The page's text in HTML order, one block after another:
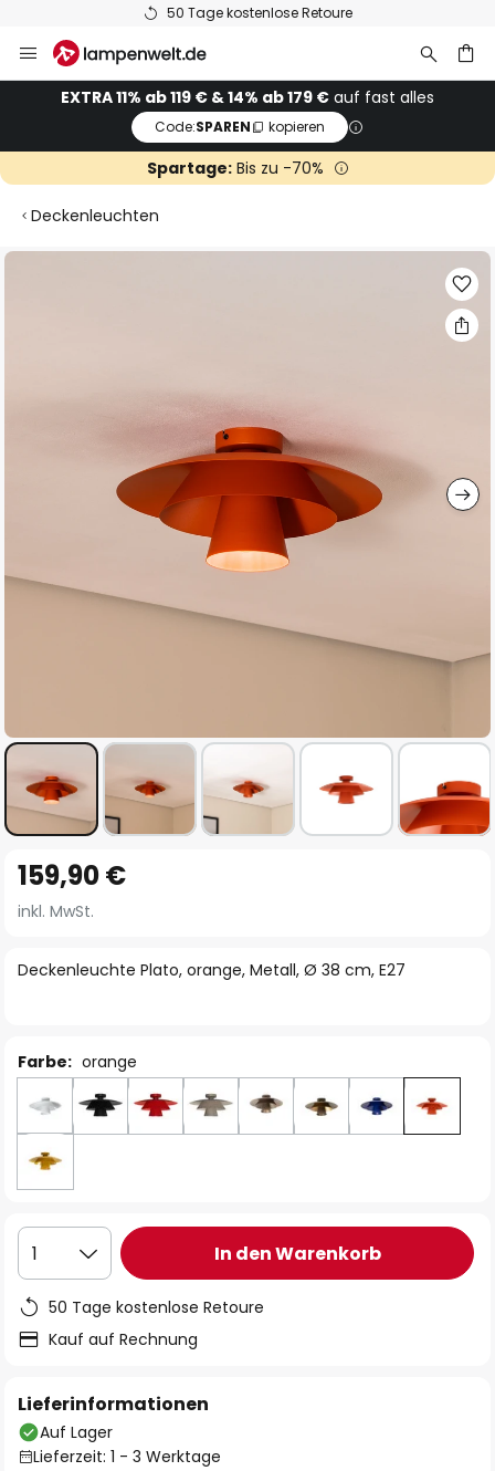
50 Tage kostenlose Retoure
Inhalt
springenEXTRA 11% ab 119 € & 14% ab 179 € auf fast alles
Code:SPAREN kopieren
Spartage:Bis zu -70%
Deckenleuchten
Zum
Anfang
der
springen
Deckenleuchte Plato, orange, Metall, Ø 38 cm, E27
159,90 €
inkl. MwSt.
Farbe: orange
1 In den Warenkorb
50 Tage kostenlose Retoure
Kauf auf Rechnung
Lieferinformationen
Auf Lager
Lieferzeit: 1 - 3 Werktage